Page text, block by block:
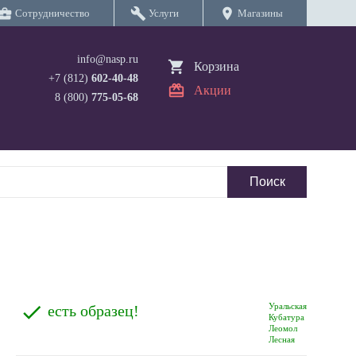
Сотрудничество build Услуги location_on Магазины
info@nasp.ru
+7 (812) 602-40-48
8 (800) 775-05-68
Корзина
Акции
Уральская
Кубатура
Леомол
Лесная
есть образец!